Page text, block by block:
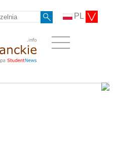
PL